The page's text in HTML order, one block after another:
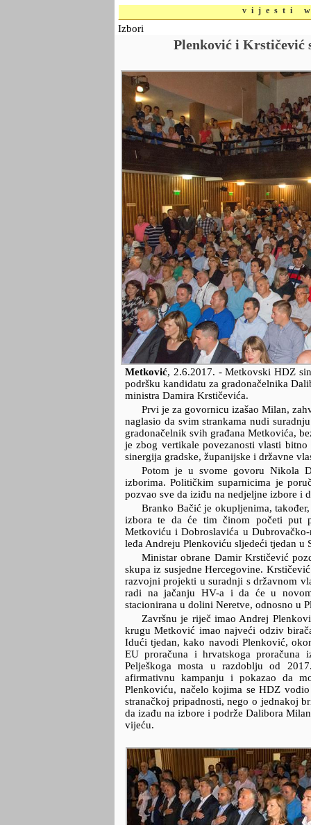
vijesti
Izbori
Plenković i
Metković, 2.6.2017. - Metkovski HDZ
podršku kandidatu za gradonačelnika
ministra Damira Krstičevića.
Prvi je za govornicu izašao Milan,
naglasio da svim strankama nudi
gradonačelnik svih građana Metkovića,
je zbog vertikale povezanosti vlasti
sinergija gradske, županijske i državne
Potom je u svome govoru Nikola
izborima. Političkim suparnicima je
pozvao sve da iziđu na nedjeljne izbore i
Branko Bačić je okupljenima,
izbora te da će tim činom početi put
Metkoviću i Dobroslavića u
leđa Andreju Plenkoviću sljedeći tjedan u
Ministar obrane Damir Krstičević
skupa iz susjedne Hercegovine.
razvojni projekti u suradnji s državnom
radi na jačanju HV-a i da će u
stacionirana u dolini Neretve, odnosno u
Završnu je riječ imao Andrej
krugu Metković imao najveći odziv
Idući tjedan, kako navodi Plenković,
EU proračuna i hrvatskoga
Pelješkoga mosta u razdoblju od
afirmativnu kampanju i pokazao da
Plenkoviću, načelo kojima se HDZ
stranačkoj pripadnosti, nego o jednakoj
da izađu na izbore i podrže Dalibora
vijeću.